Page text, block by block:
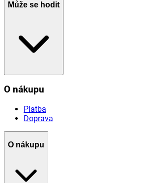
Může se hodit
O nákupu
Platba
Doprava
O nákupu